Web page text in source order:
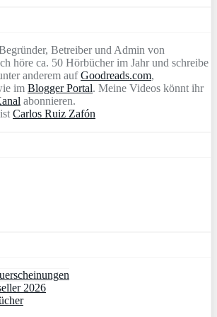
Betreiber und Admin von
höre ca. 50 Hörbücher im Jahr und schreibe
anderem aufGoodreads.com,
im Blogger Portal. Meine Videos könnt ihr
abonnieren.
Carlos Ruiz Zafón
2026